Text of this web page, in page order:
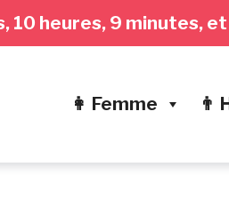
10 heures, 9 minutes,
👩 Femme 👨